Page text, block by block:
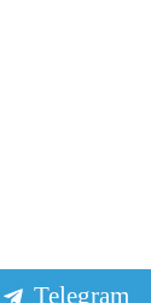
Compartir
Telegram